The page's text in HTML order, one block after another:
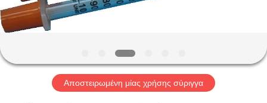
ΠΕΡΊΠΟΥ
ΕΜΕΊΣ
ΓΎΡΟΣ
ΕΡΓΟΣΤΑΣΊΩΝΑποστειρωμένη μίας χρήσης σύριγγα